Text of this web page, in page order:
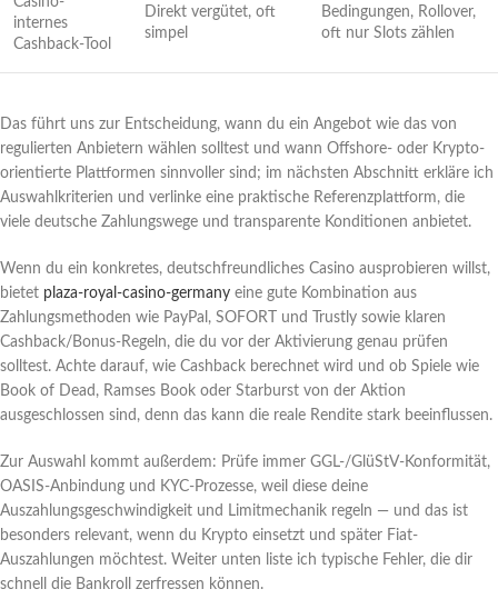
internes
Cashback-Tool
Direkt vergütet, oft
simpel
Bedingungen, Rollover,
oft nur Slots zählen
Das führt uns zur Entscheidung, wann du ein Angebot wie das von
regulierten Anbietern wählen solltest und wann Offshore- oder Krypto-
orientierte Plattformen sinnvoller sind; im nächsten Abschnitt erkläre ich
Auswahlkriterien und verlinke eine praktische Referenzplattform, die
viele deutsche Zahlungswege und transparente Konditionen anbietet.
Wenn du ein konkretes, deutschfreundliches Casino ausprobieren willst,
bietet plaza-royal-casino-germany eine gute Kombination aus
Zahlungsmethoden wie PayPal, SOFORT und Trustly sowie klaren
Cashback/Bonus-Regeln, die du vor der Aktivierung genau prüfen
solltest. Achte darauf, wie Cashback berechnet wird und ob Spiele wie
Book of Dead, Ramses Book oder Starburst von der Aktion
ausgeschlossen sind, denn das kann die reale Rendite stark beeinflussen.
Zur Auswahl kommt außerdem: Prüfe immer GGL-/GlüStV-Konformität,
OASIS-Anbindung und KYC-Prozesse, weil diese deine
Auszahlungsgeschwindigkeit und Limitmechanik regeln — und das ist
besonders relevant, wenn du Krypto einsetzt und später Fiat-
Auszahlungen möchtest. Weiter unten liste ich typische Fehler, die dir
schnell die Bankroll zerfressen können.